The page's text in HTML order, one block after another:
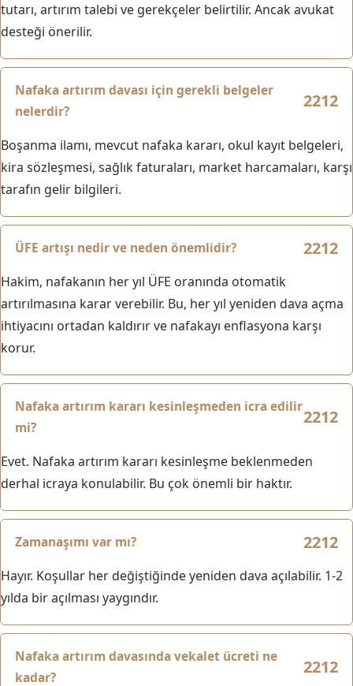
tutarı, artırım talebi ve gerekçeler belirtilir. Ancak avukat
desteği önerilir.
Nafaka artırım davası için gerekli belgeler
nelerdir?
Boşanma ilamı, mevcut nafaka kararı, okul kayıt belgeleri,
kira sözleşmesi, sağlık faturaları, market harcamaları, karşı
tarafın gelir bilgileri.
ÜFE artışı nedir ve neden önemlidir?
Hakim, nafakanın her yıl ÜFE oranında otomatik
artırılmasına karar verebilir. Bu, her yıl yeniden dava açma
ihtiyacını ortadan kaldırır ve nafakayı enflasyona karşı
korur.
Nafaka artırım kararı kesinleşmeden icra edilir
mi?
Evet. Nafaka artırım kararı kesinleşme beklenmeden
derhal icraya konulabilir. Bu çok önemli bir haktır.
Zamanaşımı var mı?
Hayır. Koşullar her değiştiğinde yeniden dava açılabilir. 1-2
yılda bir açılması yaygındır.
Nafaka artırım davasında vekalet ücreti ne
kadar?